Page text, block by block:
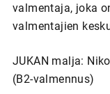
valmentaja, joka
valmentajien
JUKAN malja:
(B2-valmennus)